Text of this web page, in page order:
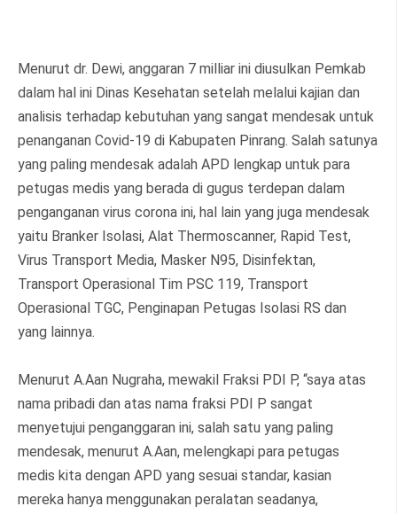
Menurut dr. Dewi, anggaran 7 milliar ini diusulkan Pemkab
dalam hal ini Dinas Kesehatan setelah melalui kajian dan
analisis terhadap kebutuhan yang sangat mendesak untuk
penanganan Covid-19 di Kabupaten Pinrang. Salah satunya
yang paling mendesak adalah APD lengkap untuk para
petugas medis yang berada di gugus terdepan dalam
penganganan virus corona ini, hal lain yang juga mendesak
yaitu Branker Isolasi, Alat Thermoscanner, Rapid Test,
Virus Transport Media, Masker N95, Disinfektan,
Transport Operasional Tim PSC 119, Transport
Operasional TGC, Penginapan Petugas Isolasi RS dan
yang lainnya.
Menurut A.Aan Nugraha, mewakil Fraksi PDI P, “saya atas
nama pribadi dan atas nama fraksi PDI P sangat
menyetujui penganggaran ini, salah satu yang paling
mendesak, menurut A.Aan, melengkapi para petugas
medis kita dengan APD yang sesuai standar, kasian
mereka hanya menggunakan peralatan seadanya,